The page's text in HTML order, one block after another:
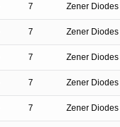
7 Zener
7 Zener
7 Zener
7 Zener
7 Zener